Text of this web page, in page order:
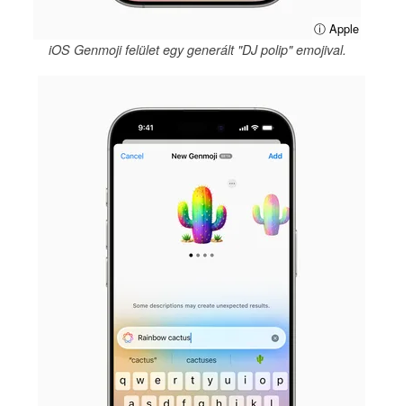
ⓘ Apple
iOS Genmoji felület egy generált "DJ polip" emojival.